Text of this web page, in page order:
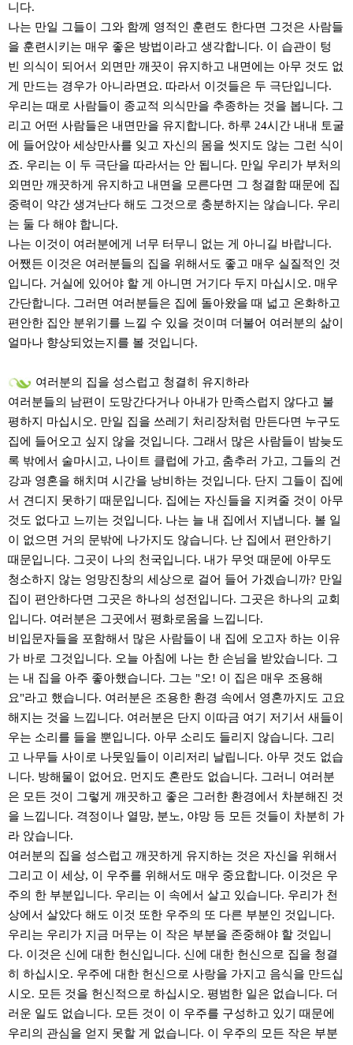
니다.
나는 만일 그들이 그와 함께 영적인 훈련도 한다면 그것은 사람들
을 훈련시키는 매우 좋은 방법이라고 생각합니다. 이 습관이 텅
빈 의식이 되어서 외면만 깨끗이 유지하고 내면에는 아무 것도 없
게 만드는 경우가 아니라면요. 따라서 이것들은 두 극단입니다.
우리는 때로 사람들이 종교적 의식만을 추종하는 것을 봅니다. 그
리고 어떤 사람들은 내면만을 유지합니다. 하루 24시간 내내 토굴
에 들어앉아 세상만사를 잊고 자신의 몸을 씻지도 않는 그런 식이
죠. 우리는 이 두 극단을 따라서는 안 됩니다. 만일 우리가 부처의
외면만 깨끗하게 유지하고 내면을 모른다면 그 청결함 때문에 집
중력이 약간 생겨난다 해도 그것으로 충분하지는 않습니다. 우리
는 둘 다 해야 합니다.
나는 이것이 여러분에게 너무 터무니 없는 게 아니길 바랍니다.
어쨌든 이것은 여러분들의 집을 위해서도 좋고 매우 실질적인 것
입니다. 거실에 있어야 할 게 아니면 거기다 두지 마십시오. 매우
간단합니다. 그러면 여러분들은 집에 돌아왔을 때 넓고 온화하고
편안한 집안 분위기를 느낄 수 있을 것이며 더불어 여러분의 삶이
얼마나 향상되었는지를 볼 것입니다.
여러분의 집을 성스럽고 청결히 유지하라
여러분들의 남편이 도망간다거나 아내가 만족스럽지 않다고 불
평하지 마십시오. 만일 집을 쓰레기 처리장처럼 만든다면 누구도
집에 들어오고 싶지 않을 것입니다. 그래서 많은 사람들이 밤늦도
록 밖에서 술마시고, 나이트 클럽에 가고, 춤추러 가고, 그들의 건
강과 영혼을 해치며 시간을 낭비하는 것입니다. 단지 그들이 집에
서 견디지 못하기 때문입니다. 집에는 자신들을 지켜줄 것이 아무
것도 없다고 느끼는 것입니다. 나는 늘 내 집에서 지냅니다. 볼 일
이 없으면 거의 문밖에 나가지도 않습니다. 난 집에서 편안하기
때문입니다. 그곳이 나의 천국입니다. 내가 무엇 때문에 아무도
청소하지 않는 엉망진창의 세상으로 걸어 들어 가겠습니까? 만일
집이 편안하다면 그곳은 하나의 성전입니다. 그곳은 하나의 교회
입니다. 여러분은 그곳에서 평화로움을 느낍니다.
비입문자들을 포함해서 많은 사람들이 내 집에 오고자 하는 이유
가 바로 그것입니다. 오늘 아침에 나는 한 손님을 받았습니다. 그
는 내 집을 아주 좋아했습니다. 그는 "오! 이 집은 매우 조용해
요"라고 했습니다. 여러분은 조용한 환경 속에서 영혼까지도 고요
해지는 것을 느낍니다. 여러분은 단지 이따금 여기 저기서 새들이
우는 소리를 들을 뿐입니다. 아무 소리도 들리지 않습니다. 그리
고 나무들 사이로 나뭇잎들이 이리저리 날립니다. 아무 것도 없습
니다. 방해물이 없어요. 먼지도 혼란도 없습니다. 그러니 여러분
은 모든 것이 그렇게 깨끗하고 좋은 그러한 환경에서 차분해진 것
을 느낍니다. 격정이나 열망, 분노, 야망 등 모든 것들이 차분히 가
라 앉습니다.
여러분의 집을 성스럽고 깨끗하게 유지하는 것은 자신을 위해서
그리고 이 세상, 이 우주를 위해서도 매우 중요합니다. 이것은 우
주의 한 부분입니다. 우리는 이 속에서 살고 있습니다. 우리가 천
상에서 살았다 해도 이것 또한 우주의 또 다른 부분인 것입니다.
우리는 우리가 지금 머무는 이 작은 부분을 존중해야 할 것입니
다. 이것은 신에 대한 헌신입니다. 신에 대한 헌신으로 집을 청결
히 하십시오. 우주에 대한 헌신으로 사랑을 가지고 음식을 만드십
시오. 모든 것을 헌신적으로 하십시오. 평범한 일은 없습니다. 더
러운 일도 없습니다. 모든 것이 이 우주를 구성하고 있기 때문에
우리의 관심을 얻지 못할 게 없습니다. 이 우주의 모든 작은 부분